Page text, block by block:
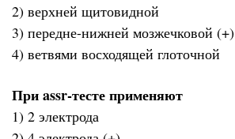
2) верхней щитовидной
3) передне-нижней мозжечковой (+)
4) ветвями восходящей глоточной
При assr-тесте применяют
1) 2 электрода